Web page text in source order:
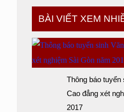
BÀI VIẾT XEM
Thông báo tuyển
Cao đẳng xét
2017